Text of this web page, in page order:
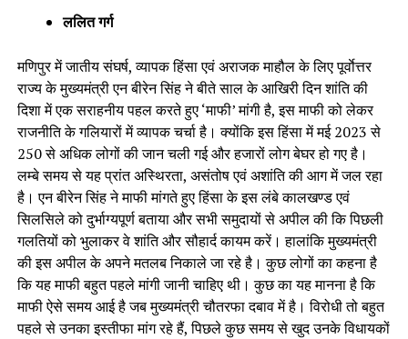
ललित गर्ग
मणिपुर में जातीय संघर्ष, व्यापक हिंसा एवं अराजक माहौल के लिए पूर्वाेत्तर
राज्य के मुख्यमंत्री एन बीरेन सिंह ने बीते साल के आखिरी दिन शांति की
दिशा में एक सराहनीय पहल करते हुए ‘माफी’ मांगी है, इस माफी को लेकर
राजनीति के गलियारों में व्यापक चर्चा है। क्योंकि इस हिंसा में मई 2023 से
250 से अधिक लोगों की जान चली गई और हजारों लोग बेघर हो गए है।
लम्बे समय से यह प्रांत अस्थिरता, असंतोष एवं अशांति की आग में जल रहा
है। एन बीरेन सिंह ने माफी मांगते हुए हिंसा के इस लंबे कालखण्ड एवं
सिलसिले को दुर्भाग्यपूर्ण बताया और सभी समुदायों से अपील की कि पिछली
गलतियों को भुलाकर वे शांति और सौहार्द कायम करें। हालांकि मुख्यमंत्री
की इस अपील के अपने मतलब निकाले जा रहे है। कुछ लोगों का कहना है
कि यह माफी बहुत पहले मांगी जानी चाहिए थी। कुछ का यह मानना है कि
माफी ऐसे समय आई है जब मुख्यमंत्री चौतरफा दबाव में है। विरोधी तो बहुत
पहले से उनका इस्तीफा मांग रहे हैं, पिछले कुछ समय से खुद उनके विधायकों